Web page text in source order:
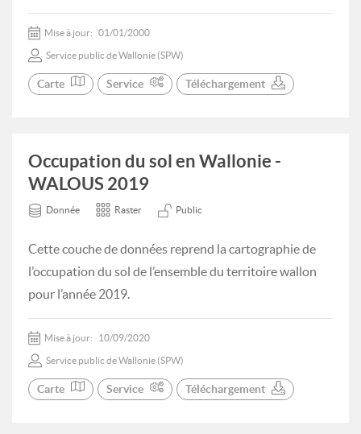
Mise à jour: 01/01/2000
Service public de Wallonie (SPW)
Carte Service Téléchargement
Occupation du sol en Wallonie -
WALOUS 2019
Donnée Raster Public
Cette couche de données reprend la cartographie de
l’occupation du sol de l’ensemble du territoire wallon
pour l’année 2019.
Mise à jour: 10/09/2020
Service public de Wallonie (SPW)
Carte Service Téléchargement